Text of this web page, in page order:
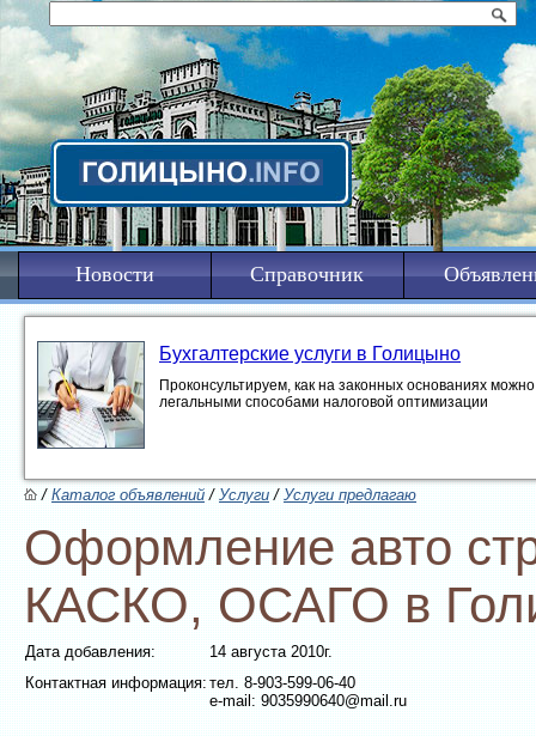
Новости Справочник
Бухгалтерские услуги в Голицыно
Проконсультируем, как на законных основаниях
легальными способами налоговой оптимизации
/Каталог объявлений/Услуги /Услуги предлагаю
Оформление авто
КАСКО, ОСАГО в
Дата добавления:
14 августа 2010г.
Контактная информация:тел. 8-903-599-06-40
е-mail: 9035990640@mail.ru